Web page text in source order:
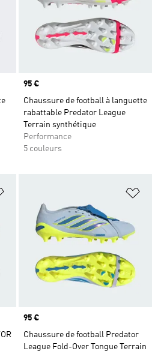
Prix
95 €
Chaussure de football à languette
rabattable Predator League
Terrain synthétique
Performance
5 couleurs
Ajouter à la Liste de produits
Prix
95 €
Chaussure de football Predator
League Fold-Over Tongue Terrain